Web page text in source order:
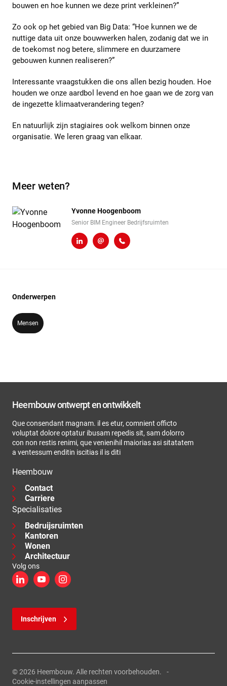
bouwen en hoe kunnen we deze print verkleinen?”
Zo ook op het gebied van Big Data: “Hoe kunnen we de
nuttige data uit onze bouwwerken halen, zodanig dat we in
de toekomst nog betere, slimmere en duurzamere
gebouwen kunnen realiseren?”
Interessante vraagstukken die ons allen bezig houden. Hoe
houden we onze aardbol levend en hoe gaan we de zorg van
de ingezette klimaatverandering tegen?
En natuurlijk zijn stagiaires ook welkom binnen onze
organisatie. We leren graag van elkaar.
Meer weten?
Yvonne Hoogenboom
Senior BIM Engineer Bedrijfsruimten
LinkedIny.hoogenboom@heembouw.nl
071 - 332 00 60
Onderwerpen
Mensen
Heembouw ontwerpt en ontwikkelt
Que consendant magnam. il es etur, comnient officto
voluptat dolore optatur ibusam repedis sit, sam dolorro
con non restis renimi, que venienihil maiorias asi sitatatem
a ventessum enditin iscitias il is diti
Heembouw
Contact
Carriere
Specialisaties
Bedruijsruimten
Kantoren
Wonen
Architectuur
Volg ons
LinkedInYouTubeInstagram
Inschrijven
© 2026 Heembouw. Alle rechten voorbehouden.
Cookie-instellingen aanpassen